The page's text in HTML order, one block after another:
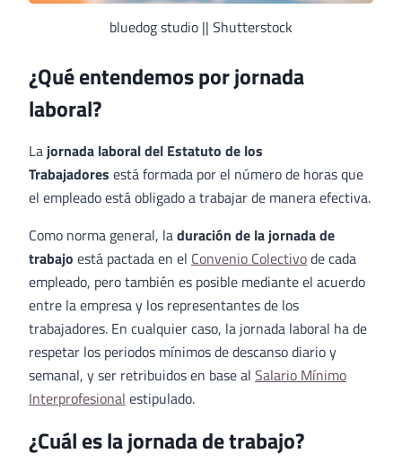
bluedog studio || Shutterstock
¿Qué entendemos por jornada
laboral?
La jornada laboral del Estatuto de los
Trabajadores está formada por el número de horas que
el empleado está obligado a trabajar de manera efectiva.
Como norma general, laduración de la jornada de
trabajo está pactada en el Convenio Colectivode cada
empleado, pero también es posible mediante el acuerdo
entre la empresa y los representantes de los
trabajadores. En cualquier caso, la jornada laboral ha de
respetar los periodos mínimos de descanso diario y
semanal, y ser retribuidos en base al Salario Mínimo
Interprofesional estipulado.
¿Cuál es la jornada de trabajo?